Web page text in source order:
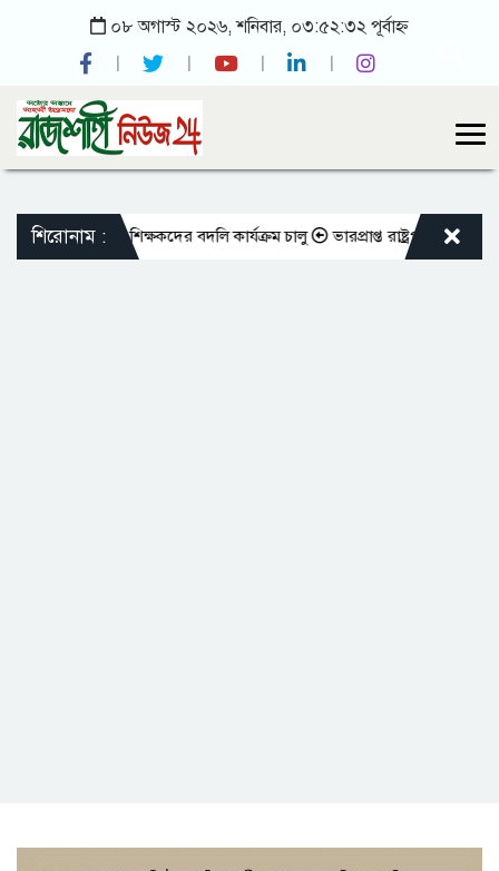
০৮ অগাস্ট ২০২৬, শনিবার, ০৩:৫২:৩২ পূর্বাহ্ন
শিরোনাম :শিক্ষকদের বদলি কার্যক্রম চালু ভারপ্রাপ্ত রাষ্ট্রপতিকে শুভেচ্ছা